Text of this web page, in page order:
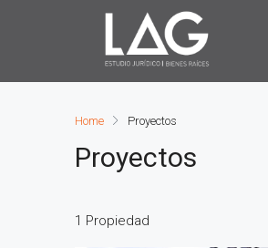
Home Proyectos
Proyectos
1 Propiedad